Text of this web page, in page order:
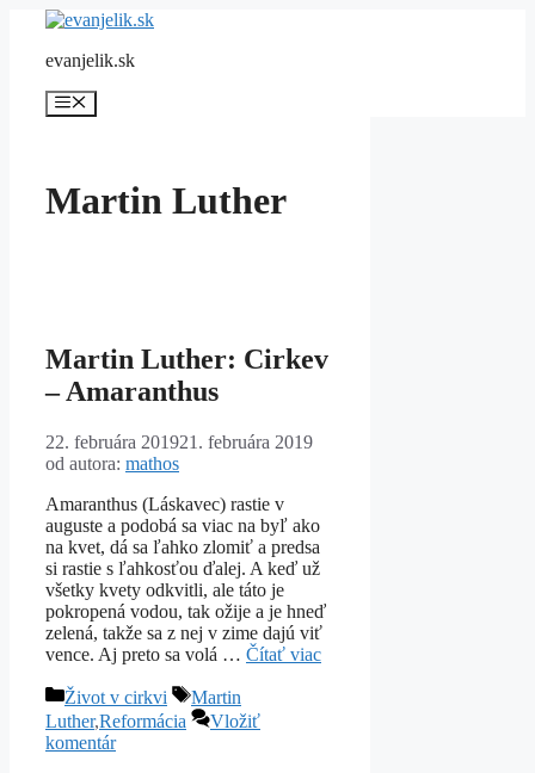
Preskočiť
obsahevanjelik.sk
Menu
Martin Luther
Martin Luther: Cirkev
– Amaranthus
22. februára 201921. februára 2019
od autora: mathos
Amaranthus (Láskavec) rastie v
auguste a podobá sa viac na byľ ako
na kvet, dá sa ľahko zlomiť a predsa
si rastie s ľahkosťou ďalej. A keď už
všetky kvety odkvitli, ale táto je
pokropená vodou, tak ožije a je hneď
zelená, takže sa z nej v zime dajú viť
vence. Aj preto sa volá … Čítať viac
Kategórie
Život v cirkvi Značky
Martin
Luther,Reformácia
Vložiť
komentár